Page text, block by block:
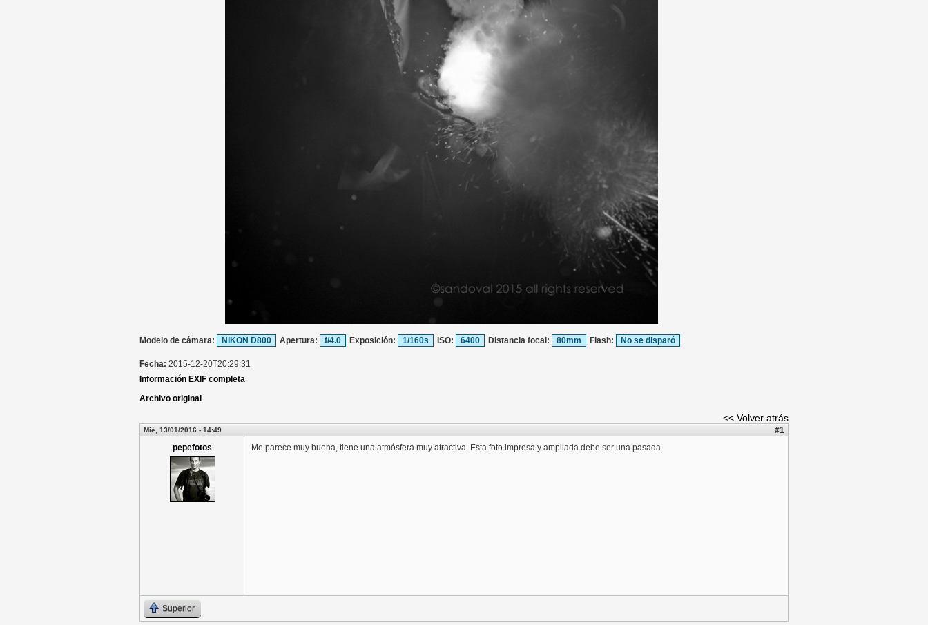
Modelo de cámara: NIKON D800 Apertura: f/4.0 Exposición: 1/160s ISO: 6400 Distancia focal: 80mm Flash: No se disparó
Fecha: 2015-12-20T20:29:31
Información EXIF completa
Archivo original
<< Volver atrás
Mié, 13/01/2016 - 14:49
#1
pepefotos
Me parece muy buena, tiene una atmósfera muy atractiva. Esta foto impresa y ampliada debe ser una pasada.
Superior